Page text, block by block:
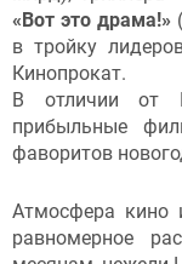
«Вот это драма!»
в тройку
Кинопрокат.
В отличии от
прибыльные
фаворитов
Атмосфера кино
равномерное